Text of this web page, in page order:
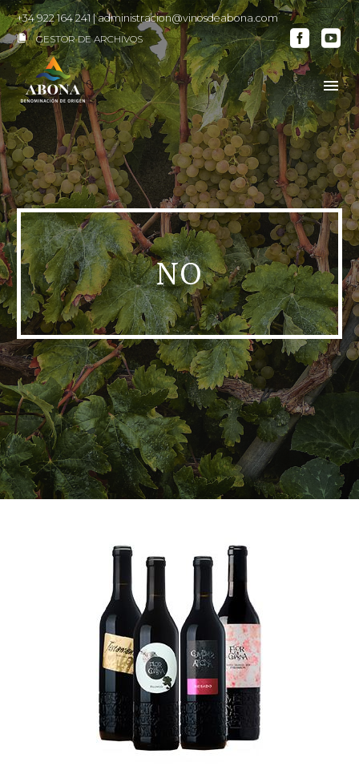
+34 922 164 241|administracion@vinosdeabona.com
 GESTOR DE ARCHIVOS
NO